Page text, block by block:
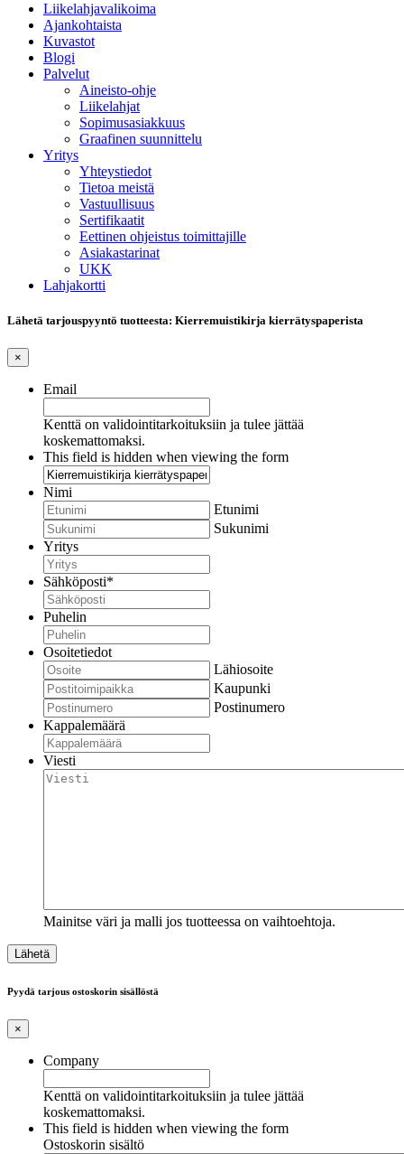
Liikelahjavalikoima
Ajankohtaista
Kuvastot
Blogi
Palvelut
Aineisto-ohje
Liikelahjat
Sopimusasiakkuus
Graafinen suunnittelu
Yritys
Yhteystiedot
Tietoa meistä
Vastuullisuus
Sertifikaatit
Eettinen ohjeistus toimittajille
Asiakastarinat
UKK
Lahjakortti
Lähetä tarjouspyyntö tuotteesta: Kierremuistikirja kierrätyspaperista
×
Email
Kenttä on validointitarkoituksiin ja tulee jättää
koskemattomaksi.
This field is hidden when viewing the form
Nimi
Etunimi
Sukunimi
Yritys
Sähköposti*
Puhelin
Osoitetiedot
Lähiosoite
Kaupunki
Postinumero
Kappalemäärä
Viesti
Mainitse väri ja malli jos tuotteessa on vaihtoehtoja.
Pyydä tarjous ostoskorin sisällöstä
×
Company
Kenttä on validointitarkoituksiin ja tulee jättää
koskemattomaksi.
This field is hidden when viewing the form
Ostoskorin sisältö